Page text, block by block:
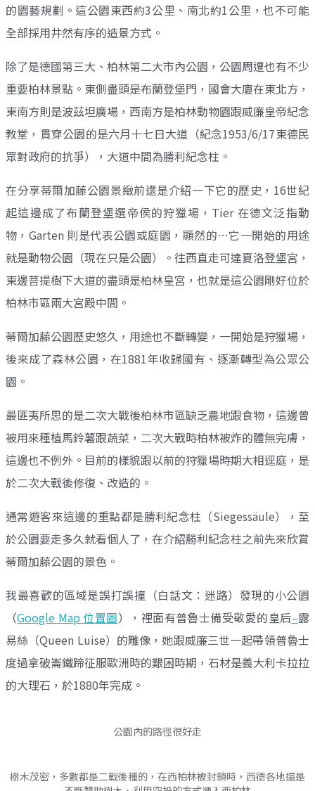
的園藝規劃。這公園東西約3公里、南北約1公里，也不可能
全部採用井然有序的造景方式。
除了是德國第三大、柏林第二大市內公園，公園周遭也有不少
重要柏林景點。東側盡頭是布蘭登堡門，國會大廈在東北方，
東南方則是波茲坦廣場，西南方是柏林動物園跟威廉皇帝紀念
教堂，貫穿公園的是六月十七日大道（紀念1953/6/17東德民
眾對政府的抗爭），大道中間為勝利紀念柱。
在分享蒂爾加藤公園景緻前還是介紹一下它的歷史，16世紀
起這邊成了布蘭登堡選帝侯的狩獵場，Tier 在德文泛指動
物，Garten 則是代表公園或庭園，顯然的…它一開始的用途
就是動物公園（現在只是公園）。往西直走可達夏洛登堡宮，
東邊菩提樹下大道的盡頭是柏林皇宮，也就是這公園剛好位於
柏林市區兩大宮殿中間。
蒂爾加藤公園歷史悠久，用途也不斷轉變，一開始是狩獵場，
後來成了森林公園，在1881年收歸國有、逐漸轉型為公眾公
園。
最匪夷所思的是二次大戰後柏林市區缺乏農地跟食物，這邊曾
被用來種植馬鈴薯跟蔬菜，二次大戰時柏林被炸的體無完膚，
這邊也不例外。目前的樣貌跟以前的狩獵場時期大相逕庭，是
於二次大戰後修復、改造的。
通常遊客來這邊的重點都是勝利紀念柱（Siegessäule），至
於公園要走多久就看個人了，在介紹勝利紀念柱之前先來欣賞
蒂爾加藤公園的景色。
我最喜歡的區域是誤打誤撞（白話文：迷路）發現的小公園
（Google Map 位置圖），裡面有普魯士備受敬愛的皇后–露
易絲（Queen Luise）的雕像，她跟威廉三世一起帶領普魯士
度過拿破崙鐵蹄征服歐洲時的艱困時期，石材是義大利卡拉拉
的大理石，於1880年完成。
公園內的路徑很好走
樹木茂密，多數都是二戰後種的，在西柏林被封鎖時，西德各地還是